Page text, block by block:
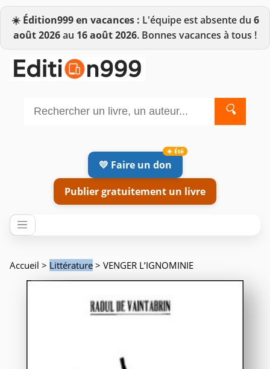
☀️ Édition999 en vacances : L'équipe est absente du 6
août 2026au 16 août 2026. Bonnes vacances à tous !
🔍
💛 Faire un don
Publier gratuitement un livre
Accueil > Littérature > VENGER L’IGNOMINIE